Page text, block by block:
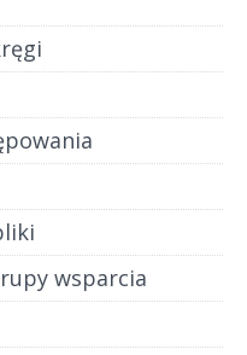
wsparcia